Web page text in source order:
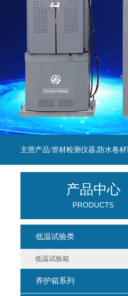
产品中心
PRODUCTS
低温试验类
低温试验箱
养护箱系列